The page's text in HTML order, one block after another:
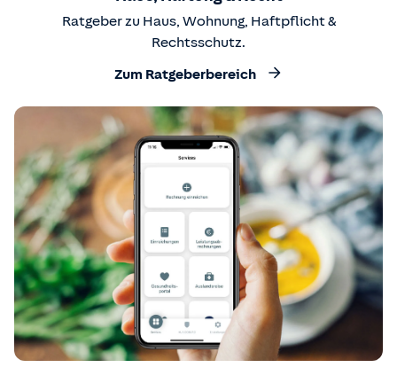
Ratgeber zu Haus, Wohnung, Haftpflicht &
Rechtsschutz.
Zum Ratgeberbereich